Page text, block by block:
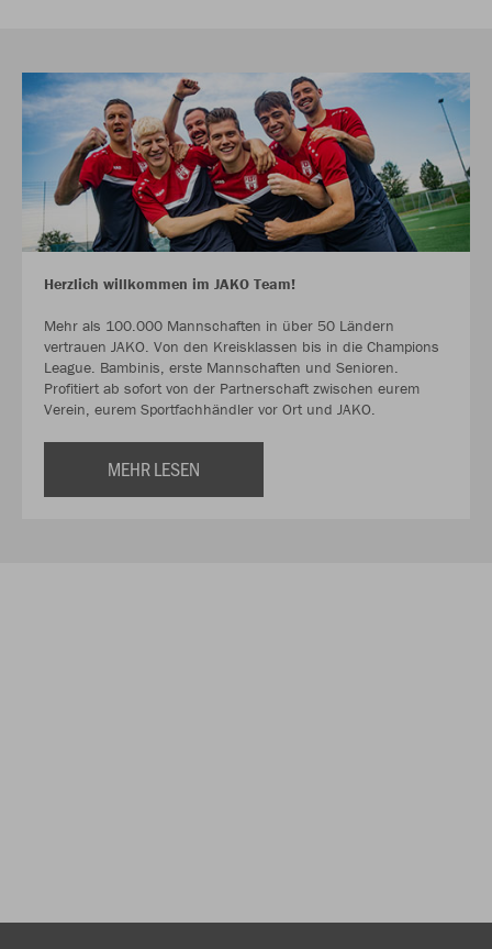
Herzlich willkommen im JAKO Team!
Mehr als 100.000 Mannschaften in über 50 Ländern
vertrauen JAKO. Von den Kreisklassen bis in die Champions
League. Bambinis, erste Mannschaften und Senioren.
Profitiert ab sofort von der Partnerschaft zwischen eurem
Verein, eurem Sportfachhändler vor Ort und JAKO.
MEHR LESEN